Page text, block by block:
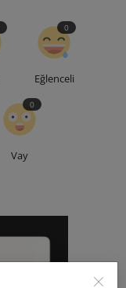
Eğlenceli
0
Vay
0